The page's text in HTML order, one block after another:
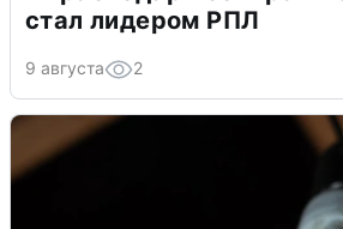
стал лидером РПЛ
9 августа 2